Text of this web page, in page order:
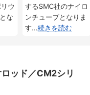
ウ
な
するSMC社のナイロ
ンチューブとなりま
す...続きを読む
ッド／CM2シリ